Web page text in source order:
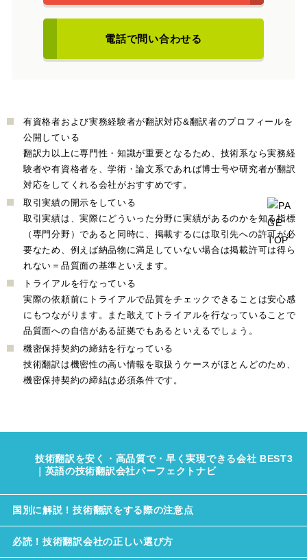
電話で問い合わせる
有資格者および実務経験者が翻訳対応&翻訳者のプロフィールを
公開している
翻訳力以上に専門性・知識が重要となるため、技術系なら実務経
験者や有資格者を、学術・論文系であれば博士号や研究者が翻訳
対応をしてくれる会社がおすすめです。
取引実績の開示をしている
取引実績は、実際にどういった分野に実績があるのかを知る指標
（専門分野）であると同時に、掲載するには取引先への許可が必
要なため、例えば納品物に満足していない場合は掲載許可は得ら
れない＝品質面の基準といえます。
トライアルを行なっている
実際の依頼前にトライアルで品質をチェックできることは安心感
にもつながります。また敢えてトライアルを行なっていることで
品質面への自信がある証拠でもあるといえるでしょう。
機密保持契約の締結を行なっている
技術翻訳は機密性の高い情報を取扱うケースがほとんどのため、
機密保持契約の締結は必須条件です。
技術翻訳を安く・高品質で・早く実現できる会社 BEST3
｜英語の技術翻訳会社パーフェクトナビ
国別に解説！技術翻訳をする際の注意点
必読！技術翻訳会社の正しい選び方